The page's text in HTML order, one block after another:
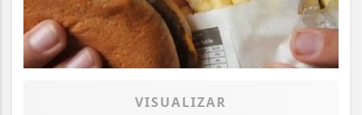
VISUALIZAR